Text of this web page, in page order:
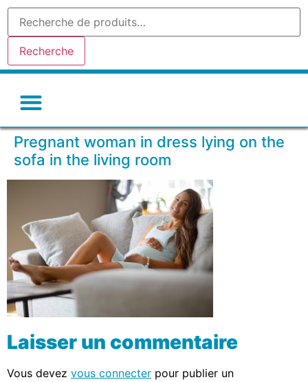
Recherche
Pregnant woman in dress lying on the
sofa in the living room
Laisser un commentaire
Vous devez vous connecter pour publier un